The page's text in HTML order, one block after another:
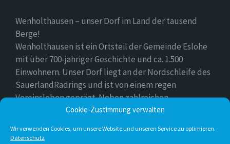
Cookie-Zustimmung verwalten
Wir verwenden Cookies, um unsere Website und unseren Service zu optimieren.
Datenschutz
Wenholthausen – unser Dorf im Land der tausend
Berge!
Wenholthausen ist ein Ortsteil der Gemeinde Eslohe
mit über 700-jähriger Geschichte und ca. 1.500
Einwohnern. Unser Dorf liegt an der Nordschleife des
SauerlandRadrings und ist von einem regen
Vereinsleben geprägt. Neben zahlreichen
Freizeitmöglichkeiten ist unser Ort für sein